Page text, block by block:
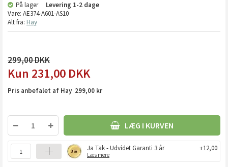
På lager Levering 1-2 dage
Vare: AE374-A601-AS10
Alt fra: Hay
299,00
231,00 DKK
Pris anbefalet af Hay 299,00 kr
LÆG I KURVEN
Ja Tak - Udvidet Garanti 3 år
Læs mere
+12,00